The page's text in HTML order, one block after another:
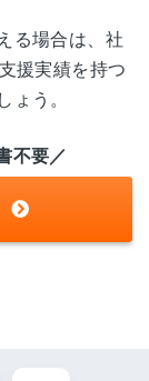
る場合は、社
援実績を持つ
ょう。
不要／